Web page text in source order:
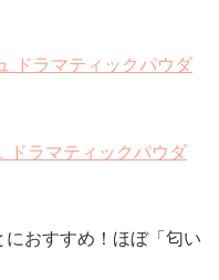
ドラマティックパウダ
ドラマティックパウダ
おすすめ！ほぼ「匂い